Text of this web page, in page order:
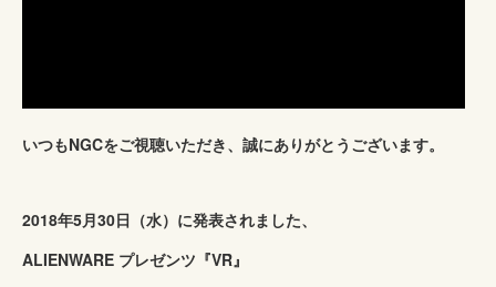
いつもNGCをご視聴いただき、誠にありがとうございます。
2018年5月30日（水）に発表されました、
ALIENWARE プレゼンツ『VR』